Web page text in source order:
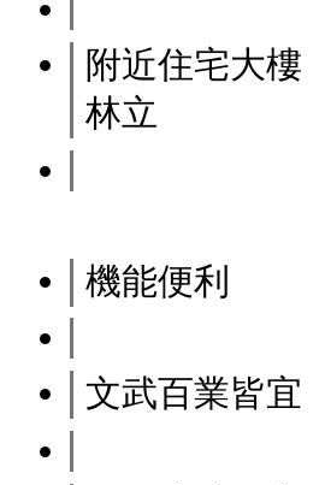
附近住宅大樓
林立
機能便利
文武百業皆宜